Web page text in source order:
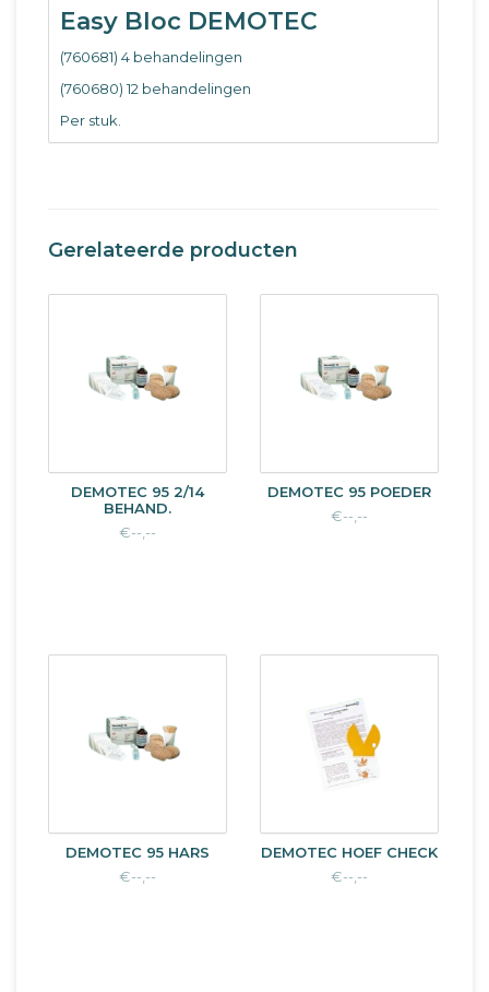
Easy Bloc DEMOTEC
(760681) 4 behandelingen
(760680) 12 behandelingen
Per stuk.
Gerelateerde producten
DEMOTEC 95 2/14
BEHAND.
€--,--
DEMOTEC 95 POEDER
€--,--
DEMOTEC 95 HARS
€--,--
DEMOTEC HOEF CHECK
€--,--